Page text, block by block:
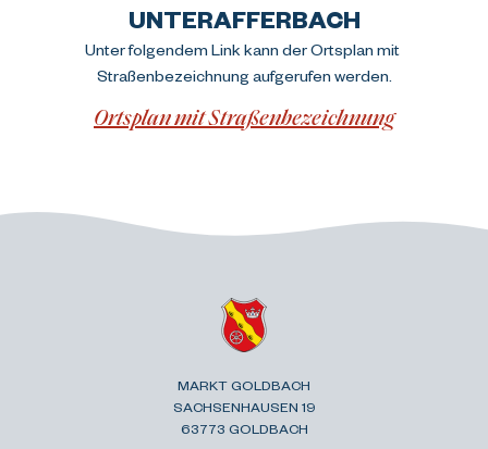
UNTERAFFERBACH
Unter folgendem Link kann der Ortsplan mit
Straßenbezeichnung aufgerufen werden.
Ortsplan mit Straßenbezeichnung
MARKT GOLDBACH
SACHSENHAUSEN 19
63773 GOLDBACH